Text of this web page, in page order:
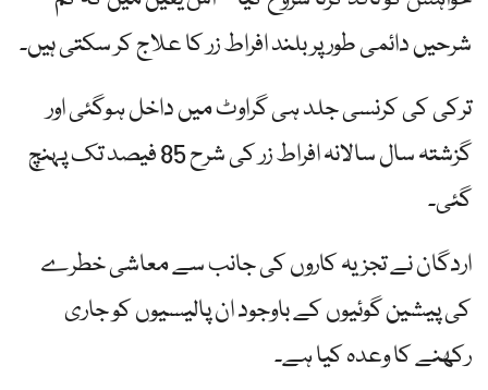
شرحیں دائمی طور پر بلند افراط زر کا علاج کر سکتی ہیں۔
ترکی کی کرنسی جلد ہی گراوٹ میں داخل ہوگئی اور
گزشتہ سال سالانہ افراط زر کی شرح 85 فیصد تک پہنچ
گئی۔
اردگان نے تجزیہ کاروں کی جانب سے معاشی خطرے
کی پیشین گوئیوں کے باوجود ان پالیسیوں کو جاری
رکھنے کا وعدہ کیا ہے۔